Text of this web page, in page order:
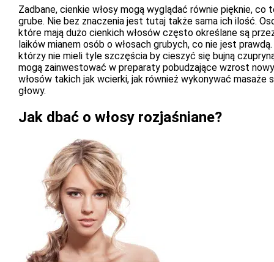
Zadbane, cienkie włosy mogą wyglądać równie pięknie, co
grube. Nie bez znaczenia jest tutaj także sama ich ilość.
które mają dużo cienkich włosów często określane są
laików mianem osób o włosach grubych, co nie jest prawdą.
którzy nie mieli tyle szczęścia by cieszyć się bujną
mogą zainwestować w preparaty pobudzające wzrost
włosów takich jak wcierki, jak również wykonywać masaże
głowy.
Jak dbać o włosy rozjaśniane?